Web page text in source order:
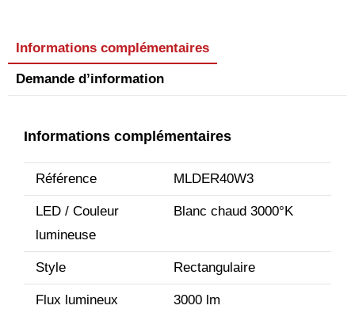
Informations complémentaires
Demande d’information
Informations complémentaires
Référence MLDER40W3
LED / Couleur
lumineuse
Blanc chaud 3000°K
Style Rectangulaire
Flux lumineux 3000 lm